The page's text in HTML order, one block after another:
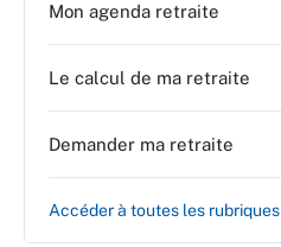
Mon agenda retraite
Le calcul de ma retraite
Demander ma retraite
Accéder à toutes les rubriques